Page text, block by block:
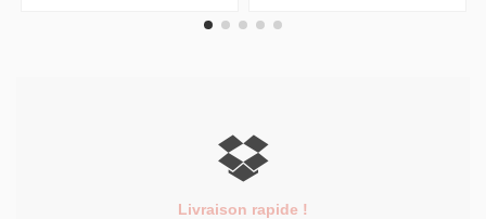
Livraison rapide !